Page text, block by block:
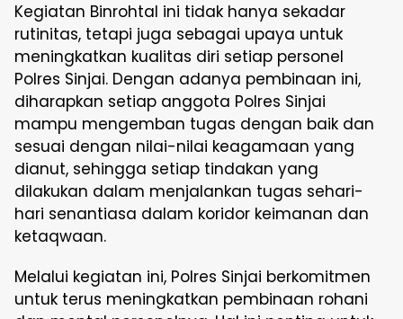
Kegiatan Binrohtal ini tidak hanya sekadar
rutinitas, tetapi juga sebagai upaya untuk
meningkatkan kualitas diri setiap personel
Polres Sinjai. Dengan adanya pembinaan ini,
diharapkan setiap anggota Polres Sinjai
mampu mengemban tugas dengan baik dan
sesuai dengan nilai-nilai keagamaan yang
dianut, sehingga setiap tindakan yang
dilakukan dalam menjalankan tugas sehari-
hari senantiasa dalam koridor keimanan dan
ketaqwaan.
Melalui kegiatan ini, Polres Sinjai berkomitmen
untuk terus meningkatkan pembinaan rohani